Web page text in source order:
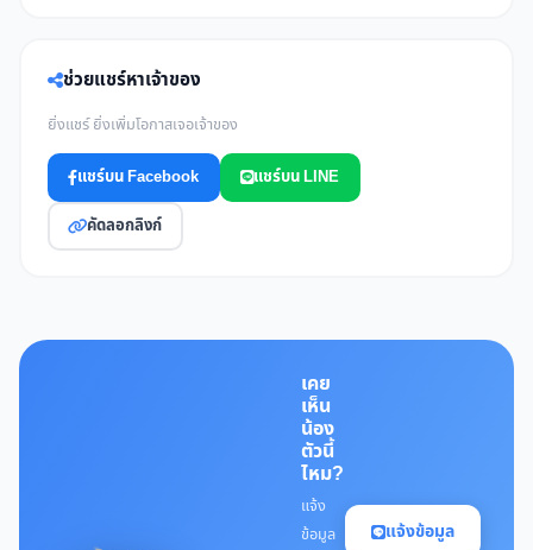
ช่วยแชร์หาเจ้าของ
ยิ่งแชร์ ยิ่งเพิ่มโอกาสเจอเจ้าของ
แชร์บน Facebook แชร์บน LINE
คัดลอกลิงก์
เคย
เห็น
น้อง
ตัวนี้
ไหม?
แจ้ง
ข้อมูล
แจ้งข้อมูล